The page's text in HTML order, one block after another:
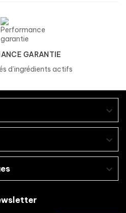
GARANTIE
d’ingrédients actifs


